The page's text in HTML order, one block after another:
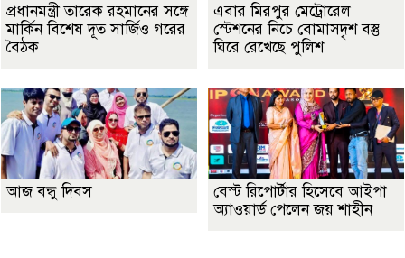
প্রধানমন্ত্রী তারেক রহমানের সঙ্গে
মার্কিন বিশেষ দূত সার্জিও গরের
বৈঠক
এবার মিরপুর মেট্রোরেল
স্টেশনের নিচে বোমাসদৃশ বস্তু
ঘিরে রেখেছে পুলিশ
আজ বন্ধু দিবস
বেস্ট রিপোর্টার হিসেবে আইপা
অ্যাওয়ার্ড পেলেন জয় শাহীন